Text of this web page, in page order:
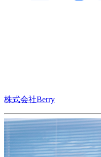
株式会社Berry